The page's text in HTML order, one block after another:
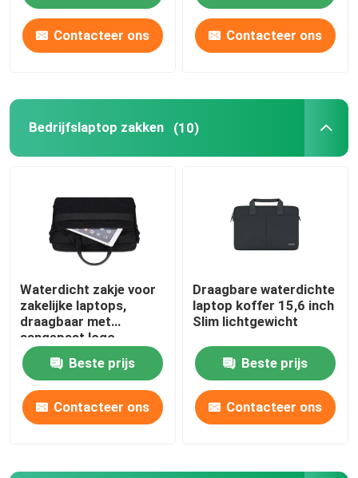
Over ons
Kwaliteitscontrole
Laptop rugzak
Laptop Messenger Bag
Bedrijfslaptop zakken
Zakelijke zak.
Contacteer ons Contacteer ons
Bedrijfslaptop zakken (10)
Waterdicht zakje voor
zakelijke laptops,
draagbaar met
aangepast logo.
Beste prijs
Contacteer ons
Draagbare waterdichte
laptop koffer 15,6 inch
Slim lichtgewicht
Beste prijs
Contacteer ons